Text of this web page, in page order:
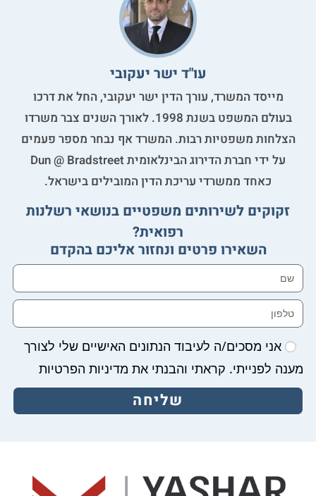
עו"ד ישר יעקובי
מייסד המשרד, עורך הדין ישר יעקובי, החל את דרכו
בעולם המשפט בשנת 1998. לאורך השנים צבר משרדו
הצלחות משפטיות רבות. המשרד אף נבחר מספר פעמים
על ידי חברת הדירוג הבינלאומית Dun @ Bradstreet
כאחד ממשרדי עריכת הדין המובילים בישראל.
זקוקים לשירותים משפטיים בנושאי רשלנות
רפואית?
השאירו פרטים ונחזור אליכם בהקדם
אני מסכים/ה לעיבוד הנתונים האישיים שלי לצורך
מענה לפנייתי. קראתי והבנתי את מדיניות הפרטיות
שליחה